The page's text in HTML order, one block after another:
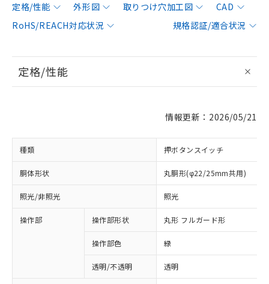
定格/性能 外形図 取りつけ穴加工図
CAD
RoHS/REACH対応状況
規格認証/適合状況
定格/性能
情報更新：2026/05/21
種類 押ボタンスイッチ
胴体形状 丸胴形(φ22/25mm共用)
照光/非照光 照光
操作部 操作部形状 丸形 フルガード形
操作部色 緑
透明/不透明 透明